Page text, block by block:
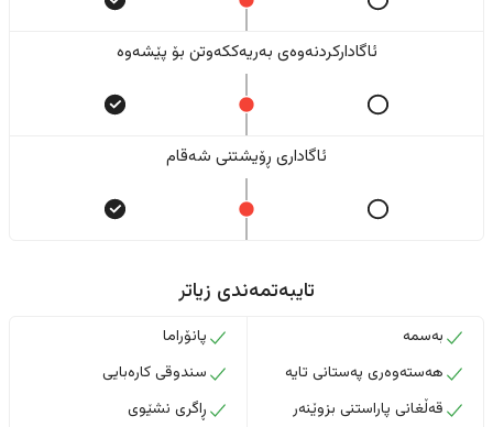
ئاگادارکردنەوەی بەریەککەوتن بۆ پێشەوە
ئاگاداری ڕۆیشتنی شەقام
تایبەتمەندی زیاتر
بەسمە
هەستەوەری پەستانی تایە
قەڵغانی پاراستنی بزوێنەر
پانۆراما
سندوقی کارەبایی
ڕاگری نشێوی